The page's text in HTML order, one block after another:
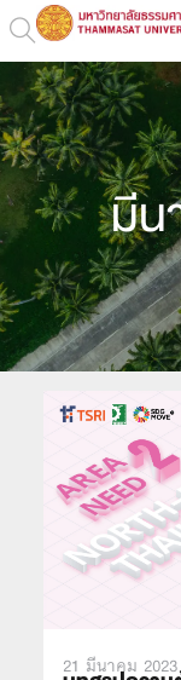
มีน
21 มีนาคม 2023